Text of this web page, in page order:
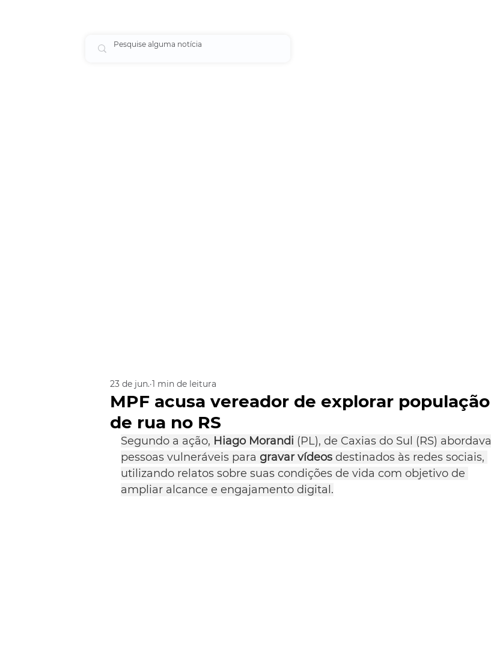
MPF acusa vereador de explorar população
de rua no RS
23 de jun. 1 min de leitura
Segundo a ação, Hiago Morandi (PL), de Caxias do Sul (RS) abordava
pessoas vulneráveis para gravar vídeos destinados às redes sociais,
utilizando relatos sobre suas condições de vida com objetivo de
ampliar alcance e engajamento digital.